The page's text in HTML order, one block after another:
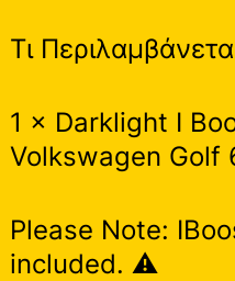
Τι
1 × Darklight I
Volkswagen Golf
Please Note:
included. ⚠️